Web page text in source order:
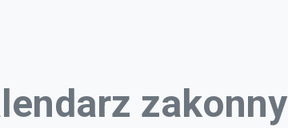
zakonny